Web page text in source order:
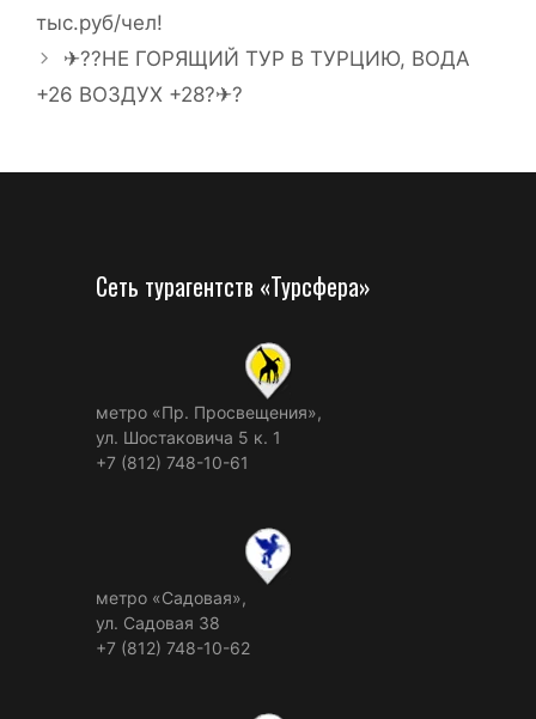
тыс.руб/чел!
✈??НЕ ГОРЯЩИЙ ТУР В ТУРЦИЮ, ВОДА
+26 ВОЗДУХ +28?✈?
Сеть турагентств «Турсфера»
метро «Пр. Просвещения»,
ул. Шостаковича 5 к. 1
+7 (812) 748-10-61
метро «Садовая»,
ул. Садовая 38
+7 (812) 748-10-62